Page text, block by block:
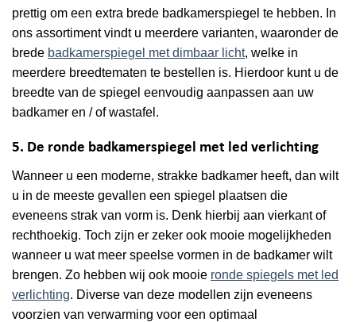
prettig om een extra brede badkamerspiegel te hebben. In
ons assortiment vindt u meerdere varianten, waaronder de
brede badkamerspiegel met dimbaar licht, welke in
meerdere breedtematen te bestellen is. Hierdoor kunt u de
breedte van de spiegel eenvoudig aanpassen aan uw
badkamer en / of wastafel.
5. De ronde badkamerspiegel met led verlichting
Wanneer u een moderne, strakke badkamer heeft, dan wilt
u in de meeste gevallen een spiegel plaatsen die
eveneens strak van vorm is. Denk hierbij aan vierkant of
rechthoekig. Toch zijn er zeker ook mooie mogelijkheden
wanneer u wat meer speelse vormen in de badkamer wilt
brengen. Zo hebben wij ook mooie ronde spiegels met led
verlichting. Diverse van deze modellen zijn eveneens
voorzien van verwarming voor een optimaal